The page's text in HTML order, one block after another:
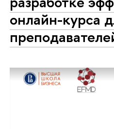
онлайн-курса